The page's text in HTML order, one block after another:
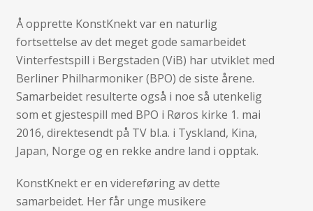
Å opprette KonstKnekt var en naturlig
fortsettelse av det meget gode samarbeidet
Vinterfestspill i Bergstaden (ViB) har utviklet med
Berliner Philharmoniker (BPO) de siste årene.
Samarbeidet resulterte også i noe så utenkelig
som et gjestespill med BPO i Røros kirke 1. mai
2016, direktesendt på TV bl.a. i Tyskland, Kina,
Japan, Norge og en rekke andre land i opptak.
KonstKnekt er en videreføring av dette
samarbeidet. Her får unge musikere